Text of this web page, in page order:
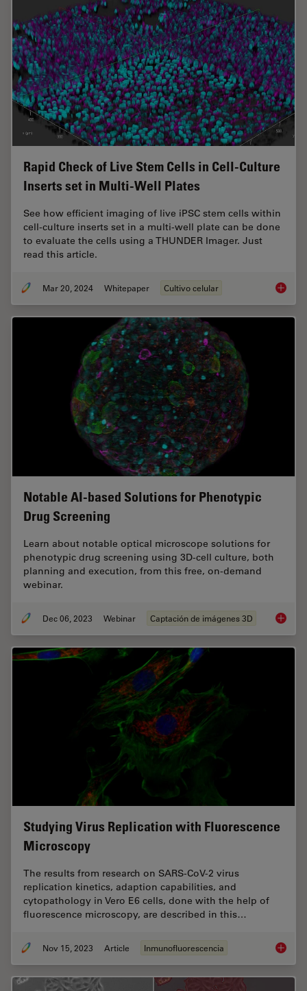
Rapid Check of Live Stem Cells in Cell-Culture
Inserts set in Multi-Well Plates
See how efficient imaging of live iPSC stem cells within
cell-culture inserts set in a multi-well plate can be done
to evaluate the cells using a THUNDER Imager. Just
read this article.
Mar 20, 2024 Whitepaper Cultivo celular Rapid
Notable AI-based Solutions for Phenotypic
Drug Screening
Learn about notable optical microscope solutions for
phenotypic drug screening using 3D-cell culture, both
planning and execution, from this free, on-demand
webinar.
Dec 06, 2023 Webinar Captación de imágenes 3D
Studying Virus Replication with Fluorescence
Microscopy
The results from research on SARS-CoV-2 virus
replication kinetics, adaption capabilities, and
cytopathology in Vero E6 cells, done with the help of
fluorescence microscopy, are described in this…
Nov 15, 2023 Article Inmunofluorescencia